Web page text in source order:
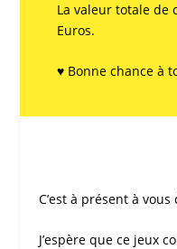
La valeur totale de
Euros.
♥ Bonne chance à
C’est à présent à
J’espère que ce jeux